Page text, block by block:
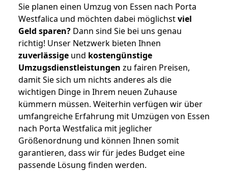
Sie planen einen Umzug von Essen nach Porta
Westfalica und möchten dabei möglichstviel
Geld sparen? Dann sind Sie bei uns genau
richtig! Unser Netzwerk bieten Ihnen
zuverlässige und kostengünstige
Umzugsdienstleistungen zu fairen Preisen,
damit Sie sich um nichts anderes als die
wichtigen Dinge in Ihrem neuen Zuhause
kümmern müssen. Weiterhin verfügen wir über
umfangreiche Erfahrung mit Umzügen von Essen
nach Porta Westfalica mit jeglicher
Größenordnung und können Ihnen somit
garantieren, dass wir für jedes Budget eine
passende Lösung finden werden.